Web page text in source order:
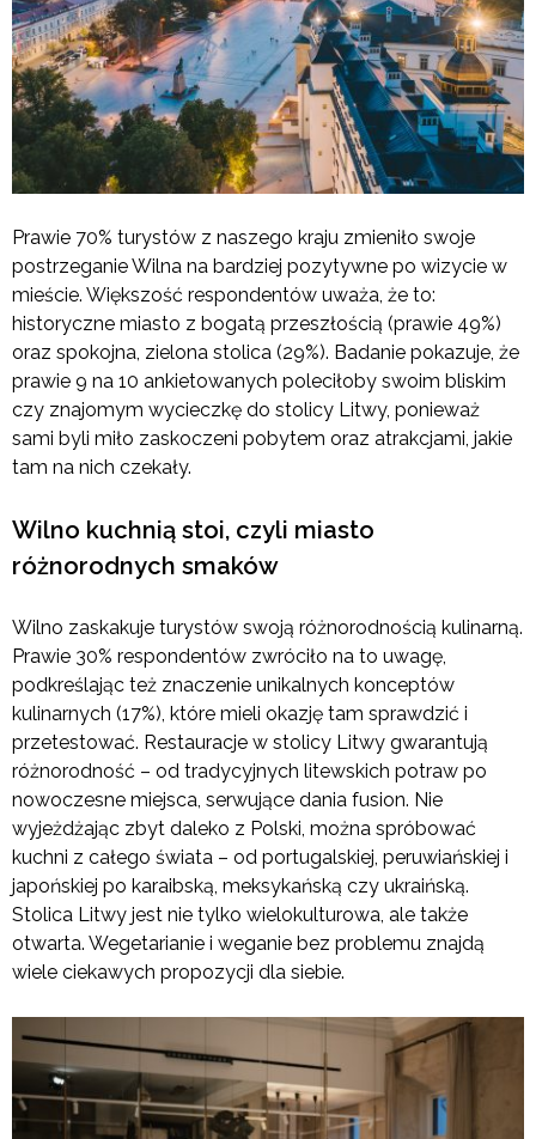
Prawie 70% turystów z naszego kraju zmieniło swoje
postrzeganie Wilna na bardziej pozytywne po wizycie w
mieście. Większość respondentów uważa, że to:
historyczne miasto z bogatą przeszłością (prawie 49%)
oraz spokojna, zielona stolica (29%). Badanie pokazuje, że
prawie 9 na 10 ankietowanych poleciłoby swoim bliskim
czy znajomym wycieczkę do stolicy Litwy, ponieważ
sami byli miło zaskoczeni pobytem oraz atrakcjami, jakie
tam na nich czekały.
Wilno kuchnią stoi, czyli miasto
różnorodnych smaków
Wilno zaskakuje turystów swoją różnorodnością kulinarną.
Prawie 30% respondentów zwróciło na to uwagę,
podkreślając też znaczenie unikalnych konceptów
kulinarnych (17%), które mieli okazję tam sprawdzić i
przetestować. Restauracje w stolicy Litwy gwarantują
różnorodność – od tradycyjnych litewskich potraw po
nowoczesne miejsca, serwujące dania fusion. Nie
wyjeżdżając zbyt daleko z Polski, można spróbować
kuchni z całego świata – od portugalskiej, peruwiańskiej i
japońskiej po karaibską, meksykańską czy ukraińską.
Stolica Litwy jest nie tylko wielokulturowa, ale także
otwarta. Wegetarianie i weganie bez problemu znajdą
wiele ciekawych propozycji dla siebie.